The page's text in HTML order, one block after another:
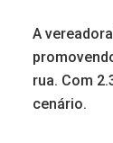
A
rua. Com
cenário.